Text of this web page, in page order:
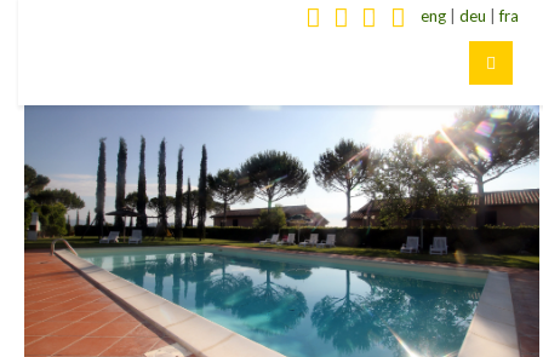
eng deu |fra